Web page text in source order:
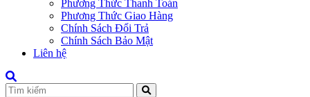
Phương Thức Thanh Toán
Phương Thức Giao Hàng
Chính Sách Đổi Trả
Chính Sách Bảo Mật
Liên hệ